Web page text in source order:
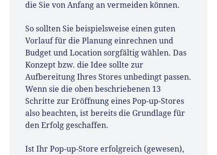
die Sie von Anfang an vermeiden können.
So sollten Sie beispielsweise einen guten
Vorlauf für die Planung einrechnen und
Budget und Location sorgfältig wählen. Das
Konzept bzw. die Idee sollte zur
Aufbereitung Ihres Stores unbedingt passen.
Wenn sie die oben beschriebenen 13
Schritte zur Eröffnung eines Pop-up-Stores
also beachten, ist bereits die Grundlage für
den Erfolg geschaffen.
Ist Ihr Pop-up-Store erfolgreich (gewesen),